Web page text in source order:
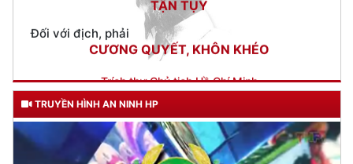
Trích thư Chủ tịch Hồ Chí Minh
gửi Công an Khu XII,
ngày 11 tháng 3 năm 1948.
TRUYỀN HÌNH AN NINH HP